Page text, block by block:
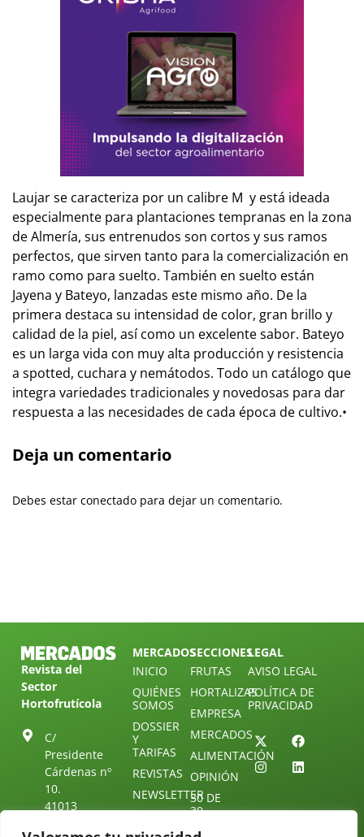
Laujar se caracteriza por un calibre M y está ideada
especialmente para plantaciones tempranas en la zona
de Almería, sus entrenudos son cortos y sus ramos
perfectos, que sirven tanto para la comercialización en
ramo como para suelto. También en suelto están
Jayena y Bateyo, lanzadas este mismo año. De la
primera destaca su intensidad de color, gran brillo y
calidad de la piel, así como un excelente sabor. Bateyo
es un larga vida con muy alta producción y resistencia
a spotted, cuchara y nemátodos. Todo un catálogo que
integra variedades tradicionales y novedosas para dar
respuesta a las necesidades de cada época de cultivo.•
Deja un comentario
Debes estar conectado para dejar un comentario.
Revista del
Sector
Hortofrutícola
C/
Presidente
Cárdenas nº
10.
41013
MERCADOS
INICIO
QUIÉNES
SOMOS
DOSSIER
Y
TARIFAS
REVISTAS
NEWSLETTER
SUSCRIPCIÓN
SECCIONES
FRUTAS
HORTALIZAS
EMPRESA
MERCADOS
ALIMENTACIÓN
OPINIÓN
30 DE
30
DIRECTORIO
LEGAL
AVISO LEGAL
POLÍTICA DE
PRIVACIDAD